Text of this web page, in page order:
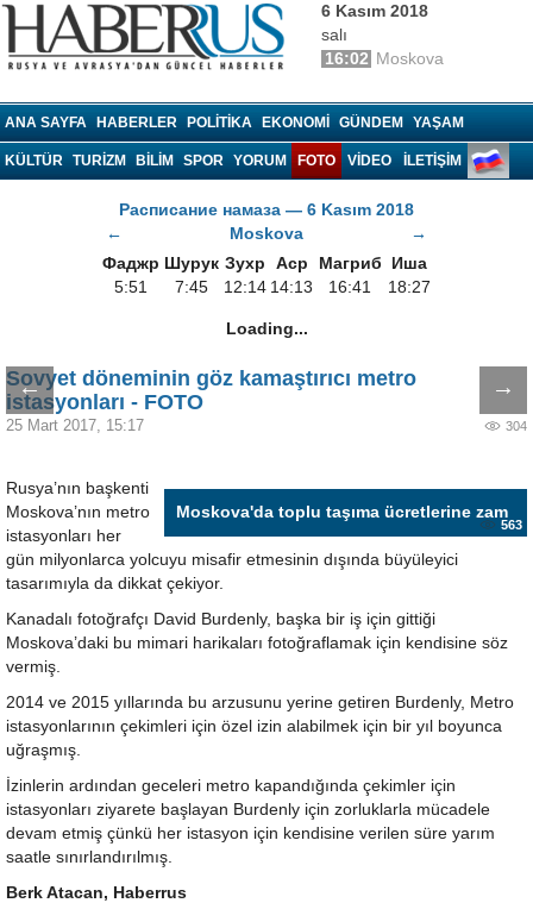
6 Kasım 2018
salı
16:02 Moskova
ANA SAYFA HABERLER POLITIKA EKONOMI GÜNDEM YAŞAM
KÜLTÜR TURIZM BILIM SPOR YORUM FOTO VIDEO İLETİŞİM
Расписание намаза — 6 Kasım 2018
←
Moskova
→
Фаджр Шурук Зухр Аср Магриб
Иша
5:51
7:45 12:14 14:13 16:41 18:27
Loading...
← →
Sovyet döneminin göz kamaştırıcı metro
istasyonları - FOTO
25 Mart 2017, 15:17 304
Moskova'da toplu taşıma ücretlerine zam
563
Rusya’nın başkenti
Moskova’nın metro
istasyonları her
gün milyonlarca yolcuyu misafir etmesinin dışında büyüleyici
tasarımıyla da dikkat çekiyor.
Kanadalı fotoğrafçı David Burdenly, başka bir iş için gittiği
Moskova’daki bu mimari harikaları fotoğraflamak için kendisine söz
vermiş.
2014 ve 2015 yıllarında bu arzusunu yerine getiren Burdenly, Metro
istasyonlarının çekimleri için özel izin alabilmek için bir yıl boyunca
uğraşmış.
İzinlerin ardından geceleri metro kapandığında çekimler için
istasyonları ziyarete başlayan Burdenly için zorluklarla mücadele
devam etmiş çünkü her istasyon için kendisine verilen süre yarım
saatle sınırlandırılmış.
Berk Atacan, Haberrus